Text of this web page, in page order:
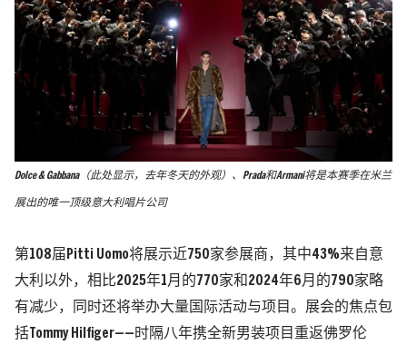
Dolce & Gabbana（此处显示，去年冬天的外观）、Prada和Armani将是本赛季在米兰
展出的唯一顶级意大利唱片公司
第108届Pitti Uomo将展示近750家参展商，其中43%来自意
大利以外，相比2025年1月的770家和2024年6月的790家略
有减少，同时还将举办大量国际活动与项目。展会的焦点包
括Tommy Hilfiger——时隔八年携全新男装项目重返佛罗伦